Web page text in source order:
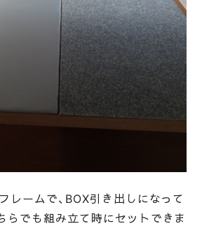
レームで、BOX引き出しになって
らでも組み立て時にセットできま